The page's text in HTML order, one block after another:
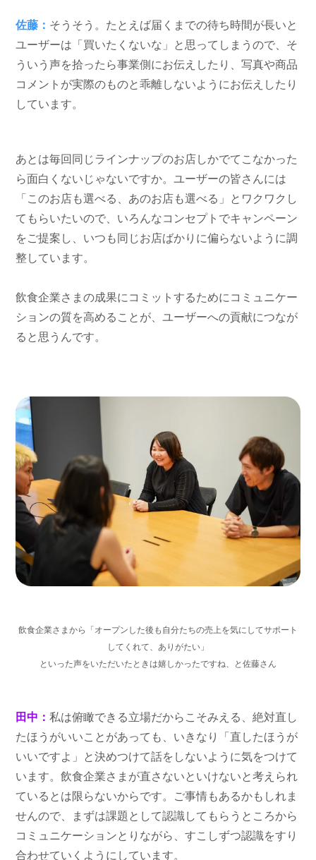
佐藤： そうそう。たとえば届くまでの待ち時間が長いと
ユーザーは「買いたくないな」と思ってしまうので、そ
ういう声を拾ったら事業側にお伝えしたり、写真や商品
コメントが実際のものと乖離しないようにお伝えしたり
しています。
あとは毎回同じラインナップのお店しかでてこなかった
ら面白くないじゃないですか。ユーザーの皆さんには
「このお店も選べる、あのお店も選べる」とワクワクし
てもらいたいので、いろんなコンセプトでキャンペーン
をご提案し、いつも同じお店ばかりに偏らないように調
整しています。
飲食企業さまの成果にコミットするためにコミュニケー
ションの質を高めることが、ユーザーへの貢献につなが
ると思うんです。
飲食企業さまから「オープンした後も自分たちの売上を気にしてサポート
してくれて、ありがたい」
といった声をいただいたときは嬉しかったですね、と佐藤さん
田中：私は俯瞰できる立場だからこそみえる、絶対直し
たほうがいいことがあっても、いきなり「直したほうが
いいですよ」と決めつけて話をしないように気をつけて
います。飲食企業さまが直さないといけないと考えられ
ているとは限らないからです。ご事情もあるかもしれま
せんので、まずは課題として認識してもらうところから
コミュニケーションとりながら、すこしずつ認識をすり
合わせていくようにしています。